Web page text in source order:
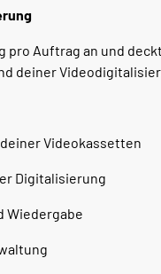
pro Auftrag an und
deiner
Videokassetten
Digitalisierung
Wiedergabe